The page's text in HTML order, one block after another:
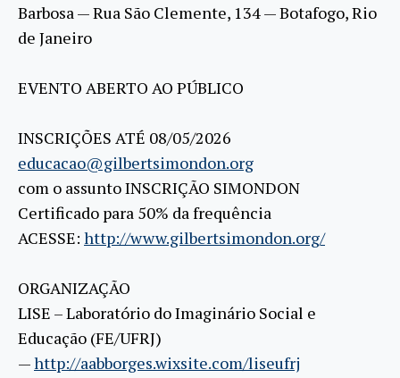
Barbosa — Rua São Clemente, 134 — Botafogo, Rio
de Janeiro
EVENTO ABERTO AO PÚBLICO
INSCRIÇÕES ATÉ 08/05/2026
educacao@gilbertsimondon.org
com o assunto INSCRIÇÃO SIMONDON
Certificado para 50% da frequência
ACESSE: http://www.gilbertsimondon.org/
ORGANIZAÇÃO
LISE – Laboratório do Imaginário Social e
Educação (FE/UFRJ)
—http://aabborges.wixsite.com/liseufrj